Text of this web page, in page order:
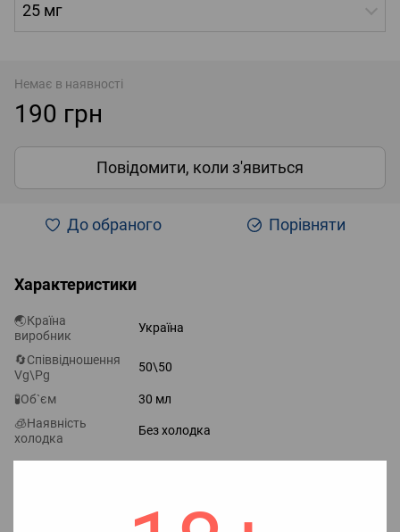
25 мг
Немає в наявності
190 грн
Повідомити, коли з'явиться
До обраного Порівняти
Характеристики
🌏Країна
виробник
Україна
🔄Співвідношення
Vg\Pg
50\50
🧪Об`єм
30 мл
🧊Наявність
холодка
Без холодка